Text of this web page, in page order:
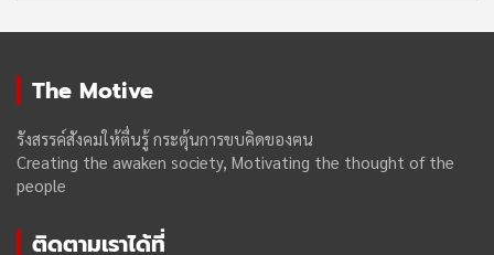
The Motive
รังสรรค์สังคมให้ตื่นรู้ กระตุ้นการขบคิดของฅน
Creating the awaken society, Motivating the thought of the
people
ติดตามเราได้ที่